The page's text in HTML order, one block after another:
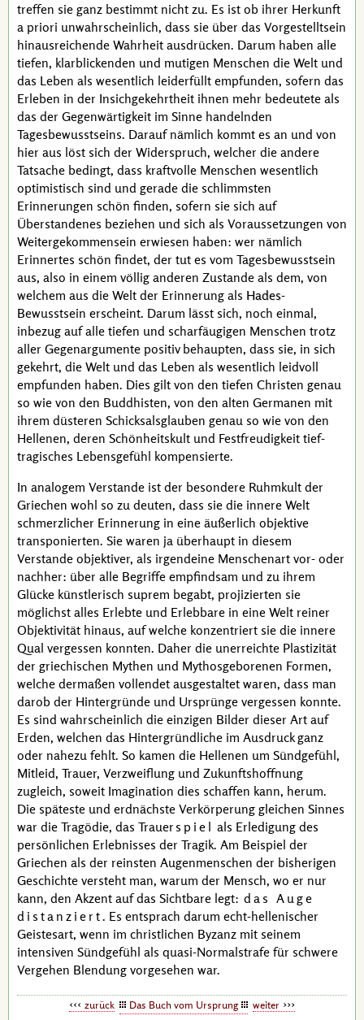
treffen sie ganz bestimmt nicht zu. Es ist ob ihrer Herkunft
a priori unwahrscheinlich, dass sie über das Vorgestelltsein
hinausreichende Wahrheit ausdrücken. Darum haben alle
tiefen, klarblickenden und mutigen Menschen die Welt und
das Leben als wesentlich leiderfüllt empfunden, sofern das
Erleben in der Insichgekehrtheit ihnen mehr bedeutete als
das der Gegenwärtigkeit im Sinne handelnden
Tagesbewusstseins. Darauf nämlich kommt es an und von
hier aus löst sich der Widerspruch, welcher die andere
Tatsache bedingt, dass kraftvolle Menschen wesentlich
optimistisch sind und gerade die schlimmsten
Erinnerungen schön finden, sofern sie sich auf
Überstandenes beziehen und sich als Voraussetzungen von
Weitergekommensein erwiesen haben: wer nämlich
Erinnertes schön findet, der tut es vom Tagesbewusstsein
aus, also in einem völlig anderen Zustande als dem, von
welchem aus die Welt der Erinnerung als Hades-
Bewusstsein erscheint. Darum lässt sich, noch einmal,
inbezug auf alle tiefen und scharfäugigen Menschen trotz
aller Gegenargumente positiv behaupten, dass sie, in sich
gekehrt, die Welt und das Leben als wesentlich leidvoll
empfunden haben. Dies gilt von den tiefen Christen genau
so wie von den Buddhisten, von den alten Germanen mit
ihrem düsteren Schicksalsglauben genau so wie von den
Hellenen, deren Schönheitskult und Festfreudigkeit tief-
tragisches Lebensgefühl kompensierte.
In analogem Verstande ist der besondere Ruhmkult der
Griechen wohl so zu deuten, dass sie die innere Welt
schmerzlicher Erinnerung in eine äußerlich objektive
transponierten. Sie waren ja überhaupt in diesem
Verstande objektiver, als irgendeine Menschenart vor- oder
nachher: über alle Begriffe empfindsam und zu ihrem
Glücke künstlerisch suprem begabt, projizierten sie
möglichst alles Erlebte und Erlebbare in eine Welt reiner
Objektivität hinaus, auf welche konzentriert sie die innere
Qual vergessen konnten. Daher die unerreichte Plastizität
der griechischen Mythen und Mythosgeborenen Formen,
welche dermaßen vollendet ausgestaltet waren, dass man
darob der Hintergründe und Ursprünge vergessen konnte.
Es sind wahrscheinlich die einzigen Bilder dieser Art auf
Erden, welchen das Hintergründliche im Ausdruck ganz
oder nahezu fehlt. So kamen die Hellenen um Sündgefühl,
Mitleid, Trauer, Verzweiflung und Zukunftshoffnung
zugleich, soweit Imagination dies schaffen kann, herum.
Die späteste und erdnächste Verkörperung gleichen Sinnes
war die Tragödie, das Trauer spiel als Erledigung des
persönlichen Erlebnisses der Tragik. Am Beispiel der
Griechen als der reinsten Augenmenschen der bisherigen
Geschichte versteht man, warum der Mensch, wo er nur
kann, den Akzent auf das Sichtbare legt: das Auge
distanziert. Es entsprach darum echt-hellenischer
Geistesart, wenn im christlichen Byzanz mit seinem
intensiven Sündgefühl als quasi-Normalstrafe für schwere
Vergehen Blendung vorgesehen war.
zurück Das Buch vom Ursprung weiter